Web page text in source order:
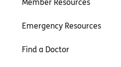
Emergency Resources
Find a Doctor